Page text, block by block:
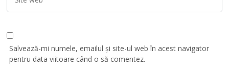
Salvează-mi numele, emailul și site-ul web în acest navigator
pentru data viitoare când o să comentez.